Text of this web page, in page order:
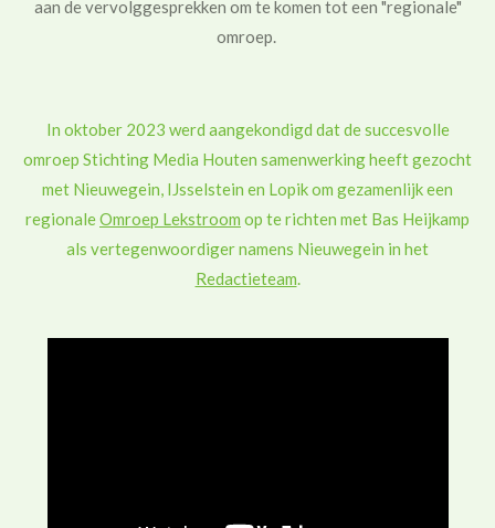
aan de vervolggesprekken om te komen tot een "regionale"
omroep.
In oktober 2023 werd aangekondigd dat de succesvolle
omroep Stichting Media Houten samenwerking heeft gezocht
met Nieuwegein, IJsselstein en Lopik om gezamenlijk een
regionaleOmroep Lekstroom op te richten met Bas Heijkamp
als vertegenwoordiger namens Nieuwegein in het
Redactieteam.